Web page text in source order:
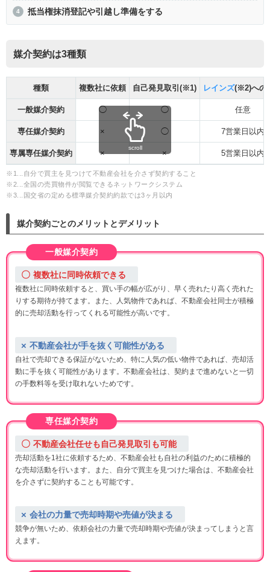
抵当権抹消登記や引越し準備をする
媒介契約は3種類
種類 複数社に依頼 自己発見取引(※1) レインズ(※2)への
一般媒介契約 ◯ ◯ 任意
専任媒介契約 × ◯ 7営業日以内
専属専任媒介契約 × × 5営業日以内
scroll
※1...自分で買主を見つけて不動産会社を介さず契約すること
※2...全国の売買物件が閲覧できるネットワークシステム
※3...国交省の定める標準媒介契約約款では3ヶ月以内
媒介契約ごとのメリットとデメリット
一般媒介契約
複数社に同時依頼できる
複数社に同時依頼すると、買い手の幅が広がり、早く売れたり高く売れた
りする期待が持てます。また、人気物件であれば、不動産会社同士が積極
的に売却活動を行ってくれる可能性が高いです。
不動産会社が手を抜く可能性がある
自社で売却できる保証がないため、特に人気の低い物件であれば、売却活
動に手を抜く可能性があります。不動産会社は、契約まで進めないと一切
の手数料等を受け取れないためです。
専任媒介契約
不動産会社任せも自己発見取引も可能
売却活動を1社に依頼するため、不動産会社も自社の利益のために積極的
な売却活動を行います。また、自分で買主を見つけた場合は、不動産会社
を介さずに契約することも可能です。
会社の力量で売却時期や売値が決まる
競争が無いため、依頼会社の力量で売却時期や売値が決まってしまうと言
えます。